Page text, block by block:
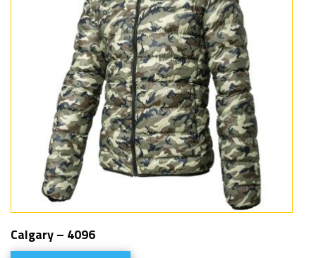
Calgary – 4096